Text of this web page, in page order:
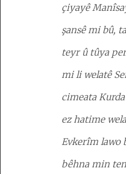
çiyayê
şansê mi bû,
teyr û tûya
mi li welatê
cimeata
ez hatime
Evkerîm lawo
bêhna min